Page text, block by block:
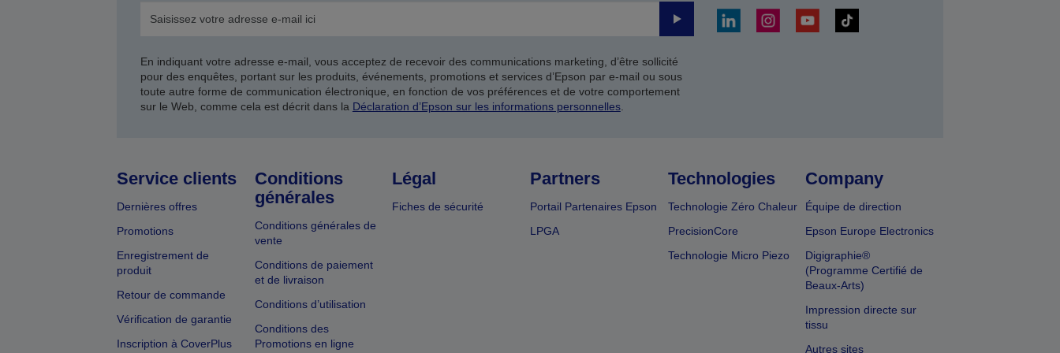
Valider
En indiquant votre adresse e-mail, vous acceptez de recevoir des communications marketing, d’être sollicité
pour des enquêtes, portant sur les produits, événements, promotions et services d’Epson par e-mail ou sous
toute autre forme de communication électronique, en fonction de vos préférences et de votre comportement
sur le Web, comme cela est décrit dans la Déclaration d’Epson sur les informations personnelles.
Service clients
Dernières offres
Promotions
Enregistrement de
produit
Retour de commande
Vérification de garantie
Inscription à CoverPlus
Conditions
générales
Conditions générales de
vente
Conditions de paiement
et de livraison
Conditions d’utilisation
Conditions des
Promotions en ligne
Légal
Fiches de sécurité
Partners
Portail Partenaires Epson
LPGA
Technologies
Technologie Zéro Chaleur
PrecisionCore
Technologie Micro Piezo
Company
Équipe de direction
Epson Europe Electronics
Digigraphie®
(Programme Certifié de
Beaux-Arts)
Impression directe sur
tissu
Autres sites